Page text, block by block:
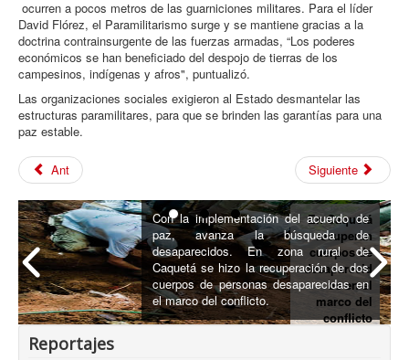
ocurren a pocos metros de las guarniciones militares. Para el líder
David Flórez, el Paramilitarismo surge y se mantiene gracias a la
doctrina contrainsurgente de las fuerzas armadas, “Los poderes
económicos se han beneficiado del despojo de tierras de los
campesinos, indígenas y afros", puntualizó.
Las organizaciones sociales exigieron al Estado desmantelar las
estructuras paramilitares, para que se brinden las garantías para una
paz estable.
Ant Siguiente
En Caquetá
recuperan
cuerpos de
desaparecid
os en el
marco del
conflicto
Con la implementación del acuerdo de
paz, avanza la búsqueda de
desaparecidos. En zona rural de
Caquetá se hizo la recuperación de dos
cuerpos de personas desaparecidas en
el marco del conflicto.
Reportajes